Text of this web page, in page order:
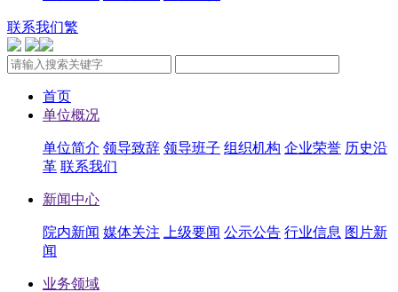
联系我们繁
首页
单位概况
单位简介 领导致辞 领导班子 组织机构 企业荣誉 历史沿
革 联系我们
新闻中心
院内新闻 媒体关注 上级要闻 公示公告 行业信息 图片新
闻
业务领域